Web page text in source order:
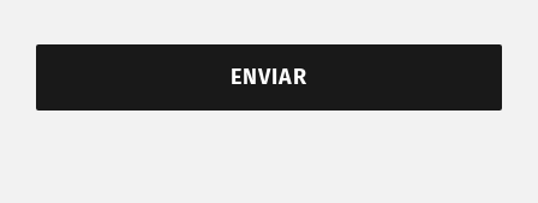
ENVIAR